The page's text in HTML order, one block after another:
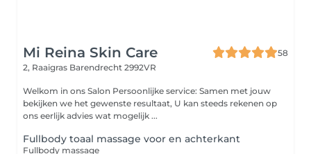
Mi Reina Skin Care
58
2, Raaigras Barendrecht 2992VR
Welkom in ons Salon Persoonlijke service: Samen met jouw
bekijken we het gewenste resultaat, U kan steeds rekenen op
ons eerlijk advies wat mogelijk ...
Fullbody toaal massage voor en achterkant
Fullbody massage